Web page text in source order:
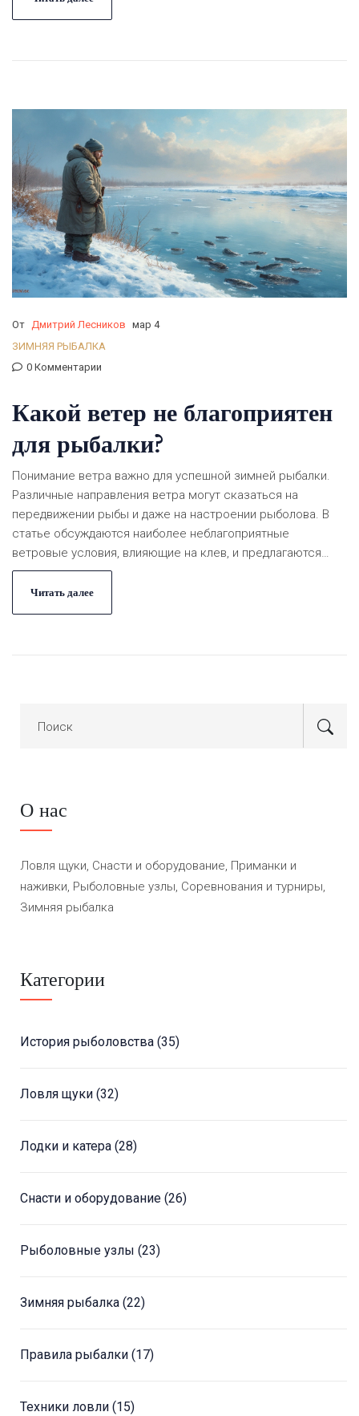
избежать распространённых ошибок. Оснащение щуки
От Дмитрий Лесников мар 4
ЗИМНЯЯ РЫБАЛКА
0 Комментарии
Какой ветер не благоприятен
для рыбалки?
Понимание ветра важно для успешной зимней рыбалки.
Различные направления ветра могут сказаться на
передвижении рыбы и даже на настроении рыболова. В
статье обсуждаются наиболее неблагоприятные
ветровые условия, влияющие на клев, и предлагаются
практичные советы по выбору правильного времени для
выхода на лед. Также рассматриваются факторы,
которые могут повлиять на опыт рыбалки.
Читать далее
О нас
Ловля щуки, Снасти и оборудование, Приманки и
наживки, Рыболовные узлы, Соревнования и турниры,
Зимняя рыбалка
Категории
История рыболовства (35)
Ловля щуки (32)
Лодки и катера (28)
Снасти и оборудование (26)
Рыболовные узлы (23)
Зимняя рыбалка (22)
Правила рыбалки (17)
Техники ловли (15)